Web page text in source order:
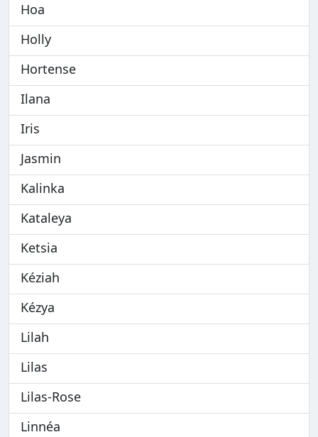
Hoa
Holly
Hortense
Ilana
Iris
Jasmin
Kalinka
Kataleya
Ketsia
Kéziah
Kézya
Lilah
Lilas
Lilas-Rose
Linnéa